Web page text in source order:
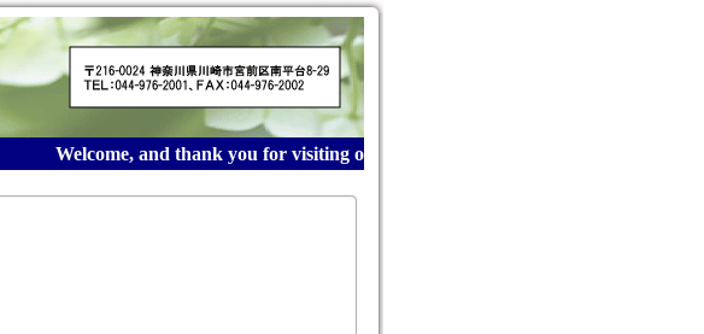
Welcome, and thank you for visiting our website! 産業廃棄物収集運搬は青木建材